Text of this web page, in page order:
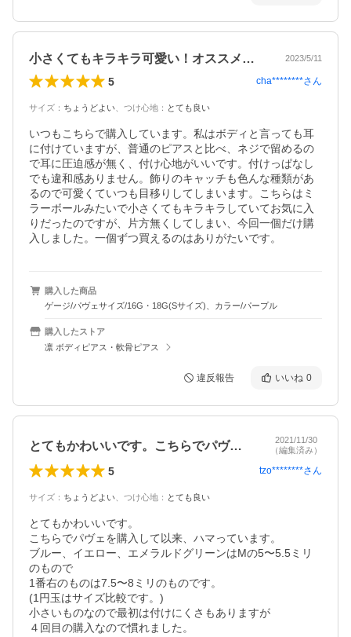
小さくてもキラキラ可愛い！オススメです！ 2023/5/11
5 cha********さん
サイズ ： ちょうどよい つけ心地 ： とても良い
いつもこちらで購入しています。私はボディと言っても耳
に付けていますが、普通のピアスと比べ、ネジで留めるの
で耳に圧迫感が無く、付け心地がいいです。付けっぱなし
でも違和感ありません。飾りのキャッチも色んな種類があ
るので可愛くていつも目移りしてしまいます。こちらはミ
ラーボールみたいで小さくてもキラキラしていてお気に入
りだったのですが、片方無くしてしまい、今回一個だけ購
入しました。一個ずつ買えるのはありがたいです。
購入した商品
ゲージ/パヴェサイズ/16G・18G(Sサイズ)、カラー/パープル
購入したストア
凛 ボディピアス・軟骨ピアス
違反報告 いいね 0
とてもかわいいです。こちらでパヴェを購…
2021/11/30
（編集済み）
5 tzo********さん
サイズ ： ちょうどよい つけ心地 ： とても良い
とてもかわいいです。
こちらでパヴェを購入して以来、ハマっています。
ブルー、イエロー、エメラルドグリーンはMの5〜5.5ミリ
のもので
1番右のものは7.5〜8ミリのものです。
(1円玉はサイズ比較です。)
小さいものなので最初は付けにくさもありますが
４回目の購入なので慣れました。